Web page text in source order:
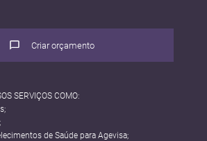
Criar orçamento
SERVIÇOS COMO:
de Saúde para Agevisa;